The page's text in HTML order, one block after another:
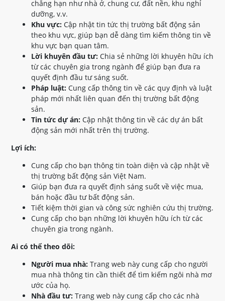
chẳng hạn như nhà ở, chung cư, đất nền, khu nghỉ
dưỡng, v.v.
Khu vực: Cập nhật tin tức thị trường bất động sản
theo khu vực, giúp bạn dễ dàng tìm kiếm thông tin về
khu vực bạn quan tâm.
Lời khuyên đầu tư: Chia sẻ những lời khuyên hữu ích
từ các chuyên gia trong ngành để giúp bạn đưa ra
quyết định đầu tư sáng suốt.
Pháp luật: Cung cấp thông tin về các quy định và luật
pháp mới nhất liên quan đến thị trường bất động
sản.
Tin tức dự án: Cập nhật thông tin về các dự án bất
động sản mới nhất trên thị trường.
Lợi ích:
Cung cấp cho bạn thông tin toàn diện và cập nhật về
thị trường bất động sản Việt Nam.
Giúp bạn đưa ra quyết định sáng suốt về việc mua,
bán hoặc đầu tư bất động sản.
Tiết kiệm thời gian và công sức nghiên cứu thị trường.
Cung cấp cho bạn những lời khuyên hữu ích từ các
chuyên gia trong ngành.
Ai có thể theo dõi:
Người mua nhà: Trang web này cung cấp cho người
mua nhà thông tin cần thiết để tìm kiếm ngôi nhà mơ
ước của họ.
Nhà đầu tư: Trang web này cung cấp cho các nhà